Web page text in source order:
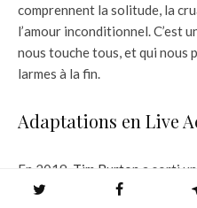
comprennent la solitude, la
l’amour inconditionnel. C’est
nous touche tous, et qui nous
larmes à la fin.
Adaptations en Live
En 2019, Tim Burton a sorti
Dumbo, mettant en vedette